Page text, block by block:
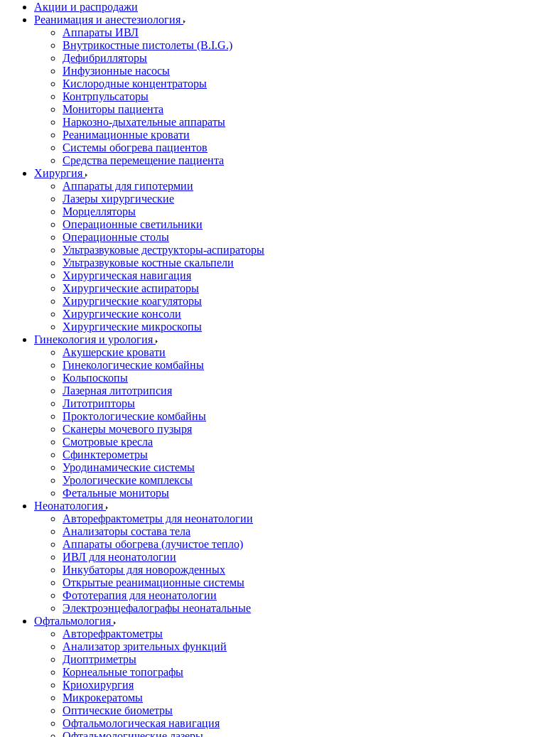
Акции и распродажи
Реанимация и анестезиология
Аппараты ИВЛ
Внутрикостные пистолеты (B.I.G.)
Дефибрилляторы
Инфузионные насосы
Кислородные концентраторы
Контрпульсаторы
Мониторы пациента
Наркозно-дыхательные аппараты
Реанимационные кровати
Системы обогрева пациентов
Средства перемещение пациента
Хирургия
Аппараты для гипотермии
Лазеры хирургические
Морцелляторы
Операционные светильники
Операционные столы
Ультразвуковые деструкторы-аспираторы
Ультразвуковые костные скальпели
Хирургическая навигация
Хирургические аспираторы
Хирургические коагуляторы
Хирургические консоли
Хирургические микроскопы
Гинекология и урология
Акушерские кровати
Гинекологические комбайны
Кольпоскопы
Лазерная литотрипсия
Литотрипторы
Проктологические комбайны
Сканеры мочевого пузыря
Смотровые кресла
Сфинктерометры
Уродинамические системы
Урологические комплексы
Фетальные мониторы
Неонатология
Авторефрактометры для неонатологии
Анализаторы состава тела
Аппараты обогрева (лучистое тепло)
ИВЛ для неонатологии
Инкубаторы для новорожденных
Открытые реанимационные системы
Фототерапия для неонатологии
Электроэнцефалографы неонатальные
Офтальмология
Авторефрактометры
Анализатор зрительных функций
Диоптриметры
Корнеальные топографы
Криохирургия
Микрокератомы
Оптические биометры
Офтальмологическая навигация